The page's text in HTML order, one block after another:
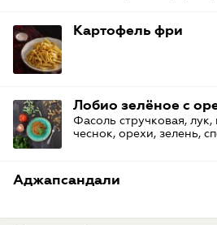
Картофель фри
Лобио зелёное с
Фасоль стручковая, лук,
чеснок, орехи, зелень,
Аджапсандали